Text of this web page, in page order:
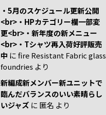
・5月のスケジュール更新公開
<br>・HPカテゴリー欄一部変
更<br>・新年度の新メニュー
<br>・Tシャツ再入荷好評販売
中 にfire Resistant Fabric glass
foundries より
新編成新メンバー新ユニットで
臨んだバランスのいい素晴らし
いジャズ に 匿名 より